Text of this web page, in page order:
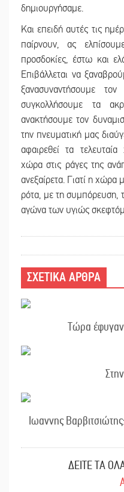
δημιουργήσαμε.
Και επειδή αυτές τις
παίρνουν, ας
προσδοκίες, έστω και
Επιβάλλεται να
ξανασυναντήσουμε
συγκολλήσουμε τα
ανακτήσουμε τον
την πνευματική μας
αφαιρεθεί τα
χώρα στις ράγες της
ανεξαίρετα. Γιατί η χώρα
ρότα, με τη συμπόρευση,
αγώνα των υγιώς
ΣΧΕΤΙΚΑ ΑΡΘΡΑ
Τώρα
Ιωαννης
ΔΕΙΤΕ ΤΑ